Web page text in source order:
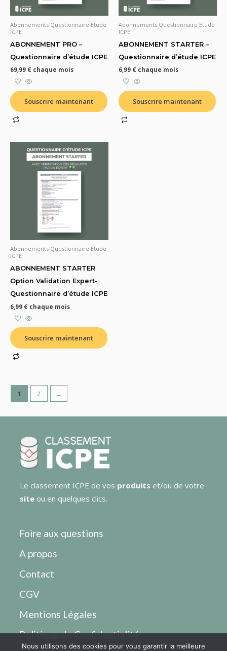
Abonnements Questionnaire Etude
ICPE
ABONNEMENT PRO –
Questionnaire d’étude ICPE
69,99 € chaque mois
Souscrire maintenant
Abonnements Questionnaire Etude
ICPE
ABONNEMENT STARTER –
Questionnaire d’étude ICPE
6,99 € chaque mois
Souscrire maintenant
Abonnements Questionnaire Etude
ICPE
ABONNEMENT STARTER
Option Validation Expert-
Questionnaire d’étude ICPE
6,99 € chaque mois
Souscrire maintenant
1 2 →
Le classement ICPE de vos produits et/ou de votre
site ou en quelques clics.
Foire aux questions
A propos
Contact
CGV
Mentions Légales
Politique de Confidentialité
Nous utilisons des cookies pour vous garantir la meilleure